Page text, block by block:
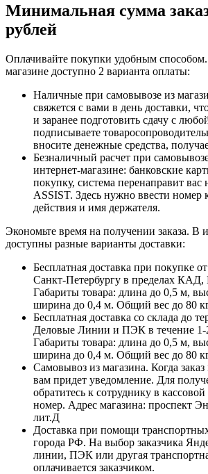
Минимальная сумма
рублей
Оплачивайте покупки удобным
магазине доступно 2 варианта оплаты:
Наличные при самовывозе из
свяжется с вами в день доставки,
и заранее подготовить сдачу с
подписываете
вносите денежные средства,
Безналичный расчет при
интернет-магазине: банковские
покупку, система перенаправит вас
ASSIST. Здесь нужно ввести номер
действия и имя держателя.
Экономьте время на получении заказа. В
доступны разные варианты доставки:
Бесплатная доставка при покупке
Санкт-Петербургу в пределах
Габариты товара: длина до 0,5 м,
ширина до 0,4 м. Общий вес до 80
Бесплатная доставка со склада до
Деловые Линии и ПЭК в течение 1-
Габариты товара: длина до 0,5 м,
ширина до 0,4 м. Общий вес до 80
Самовывоз из магазина. Когда
вам придет уведомление. Для
обратитесь к сотруднику в
номер. Адрес магазина: проспект
лит.Д
Доставка при помощи
города РФ. На выбор заказчика
линии, ПЭК или другая
оплачивается заказчиком.